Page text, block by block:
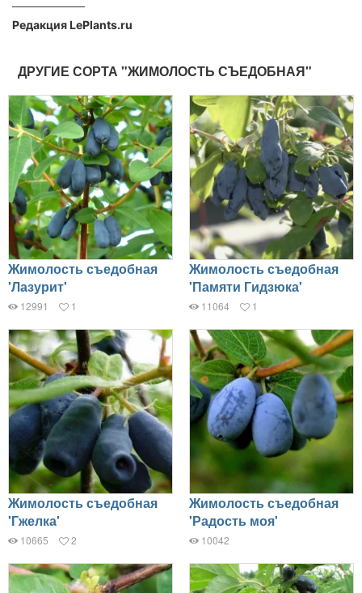
Редакция LePlants.ru
ДРУГИЕ СОРТА "ЖИМОЛОСТЬ СЪЕДОБНАЯ"
Жимолость съедобная
'Лазурит'
12991 1
Жимолость съедобная
'Памяти Гидзюка'
11064 1
Жимолость съедобная
'Гжелка'
10665 2
Жимолость съедобная
'Радость моя'
10042